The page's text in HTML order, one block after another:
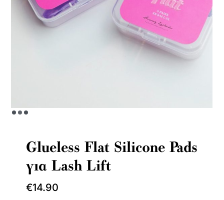
Glueless Flat Silicone Pads
για Lash Lift
€14.90